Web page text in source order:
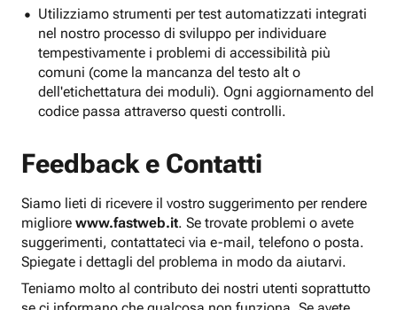
Utilizziamo strumenti per test automatizzati integrati
nel nostro processo di sviluppo per individuare
tempestivamente i problemi di accessibilità più
comuni (come la mancanza del testo alt o
dell'etichettatura dei moduli). Ogni aggiornamento del
codice passa attraverso questi controlli.
Feedback e Contatti
Siamo lieti di ricevere il vostro suggerimento per rendere
migliore www.fastweb.it. Se trovate problemi o avete
suggerimenti, contattateci via e-mail, telefono o posta.
Spiegate i dettagli del problema in modo da aiutarvi.
Teniamo molto al contributo dei nostri utenti soprattutto